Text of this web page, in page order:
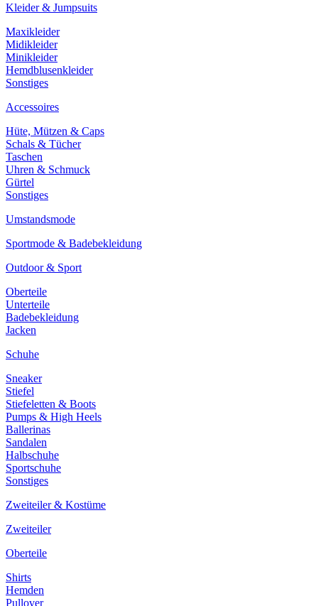
Kleider & Jumpsuits
Maxikleider
Midikleider
Minikleider
Hemdblusenkleider
Sonstiges
Accessoires
Hüte, Mützen & Caps
Schals & Tücher
Taschen
Uhren & Schmuck
Gürtel
Sonstiges
Umstandsmode
Sportmode & Badebekleidung
Outdoor & Sport
Oberteile
Unterteile
Badebekleidung
Jacken
Schuhe
Sneaker
Stiefel
Stiefeletten & Boots
Pumps & High Heels
Ballerinas
Sandalen
Halbschuhe
Sportschuhe
Sonstiges
Zweiteiler & Kostüme
Zweiteiler
Oberteile
Shirts
Hemden
Pullover